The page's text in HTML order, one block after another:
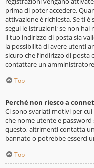
prima di poter accedere.
attivazione è richiesta. Se ti
segui le istruzioni; se non hai
il tuo indirizzo di posta sia
la possibilità di avere utenti
sicuro che l’indirizzo di
contattare un
Top
Perché non riesco a
Ci sono svariati motivi per
che nome utente e
questo, altrimenti contatta
bannato o potrebbe esserci
Top